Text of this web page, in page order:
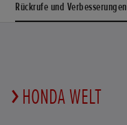
Rückrufe und Verbesserungen
HONDA WELT